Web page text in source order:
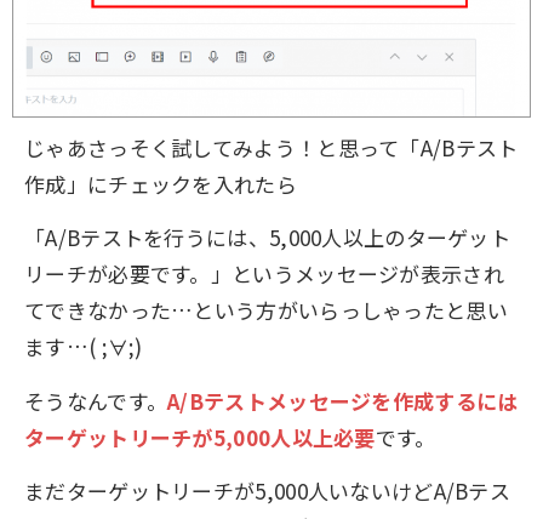
じゃあさっそく試してみよう！と思って「A/Bテスト
作成」にチェックを入れたら
「A/Bテストを行うには、5,000人以上のターゲット
リーチが必要です。」というメッセージが表示され
てできなかった…という方がいらっしゃったと思い
ます…( ;∀;)
そうなんです。A/Bテストメッセージを作成するには
ターゲットリーチが5,000人以上必要です。
まだターゲットリーチが5,000人いないけどA/Bテス